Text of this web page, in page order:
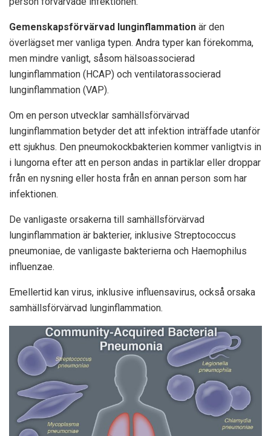
Gemenskapsförvärvad lunginflammation är den
överlägset mer vanliga typen. Andra typer kan förekomma,
men mindre vanligt, såsom hälsoassocierad
lunginflammation (HCAP) och ventilatorassocierad
lunginflammation (VAP).
Om en person utvecklar samhällsförvärvad
lunginflammation betyder det att infektion inträffade utanför
ett sjukhus. Den pneumokockbakterien kommer vanligtvis in
i lungorna efter att en person andas in partiklar eller droppar
från en nysning eller hosta från en annan person som har
infektionen.
De vanligaste orsakerna till samhällsförvärvad
lunginflammation är bakterier, inklusive Streptococcus
pneumoniae, de vanligaste bakterierna och Haemophilus
influenzae.
Emellertid kan virus, inklusive influensavirus, också orsaka
samhällsförvärvad lunginflammation.